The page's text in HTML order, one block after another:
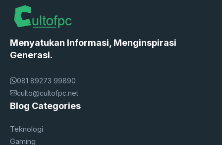
Menyatukan Informasi, Menginspirasi
Generasi.
081 89273 99890
culto@cultofpc.net
Blog Categories
Teknologi
Gaming